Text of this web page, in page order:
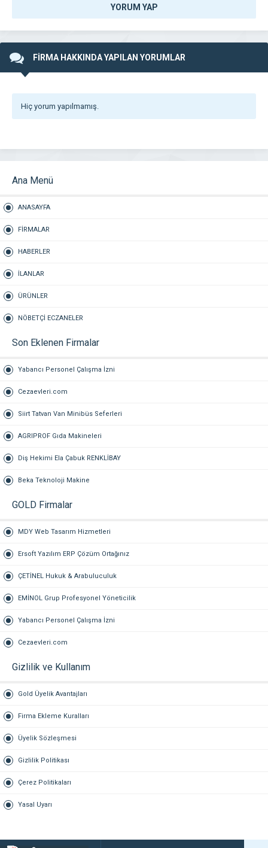
YORUM YAP
FİRMA HAKKINDA YAPILAN YORUMLAR
Hiç yorum yapılmamış.
Ana Menü
ANASAYFA
FİRMALAR
HABERLER
İLANLAR
ÜRÜNLER
NÖBETÇİ ECZANELER
Son Eklenen Firmalar
Yabancı Personel Çalışma İzni
Cezaevleri.com
Siirt Tatvan Van Minibüs Seferleri
AGRIPROF Gıda Makineleri
Diş Hekimi Ela Çabuk RENKLİBAY
Beka Teknoloji Makine
GOLD Firmalar
MDY Web Tasarım Hizmetleri
Ersoft Yazılım ERP Çözüm Ortağınız
ÇETİNEL Hukuk & Arabuluculuk
EMİNOL Grup Profesyonel Yöneticilik
Yabancı Personel Çalışma İzni
Cezaevleri.com
Gizlilik ve Kullanım
Gold Üyelik Avantajları
Firma Ekleme Kuralları
Üyelik Sözleşmesi
Gizlilik Politikası
Çerez Politikaları
Yasal Uyarı